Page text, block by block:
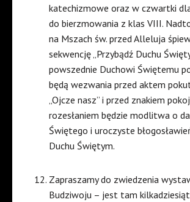
katechizmowe oraz w czwartki
do bierzmowania z klas VIII.
na Mszach św. przed Alleluja
sekwencję „Przybądź Duchu
powszednie Duchowi Świętemu
będą wezwania przed aktem
„Ojcze nasz” i przed znakiem
rozesłaniem będzie modlitwa o
Świętego i uroczyste
Duchu Świętym.
Zapraszamy do zwiedzenia
Budziwoju – jest tam